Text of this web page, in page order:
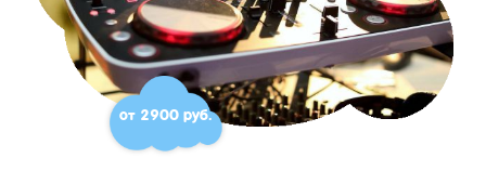
от 2900 руб.